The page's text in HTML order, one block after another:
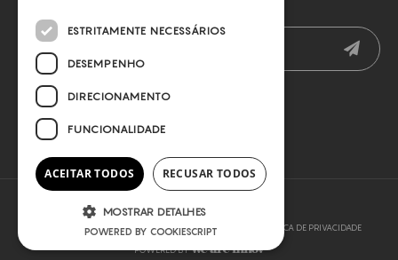
COPYRIGHT © 2026 SLYOU TERMOS E CONDIÇÕES POLÍTICA DE PRIVACIDADE
POWERED BY
ESTRITAMENTE NECESSÁRIOS
DESEMPENHO
DIRECIONAMENTO
FUNCIONALIDADE
ACEITAR TODOS RECUSAR TODOS
MOSTRAR DETALHES
POWERED BY COOKIESCRIPT